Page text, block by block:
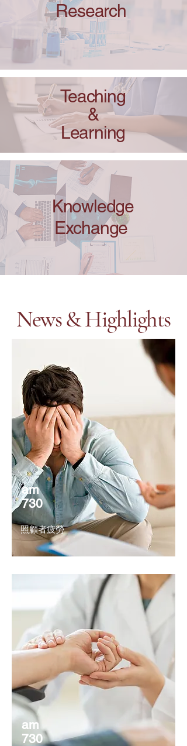
Research
Teaching
&
Learning
Knowledge
Exchange
News & Highlights
am
730
照顧者疲勞
am
730